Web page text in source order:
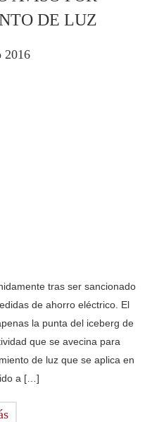
DE LUZ
2016
tras ser sancionado
de ahorro eléctrico. El
la punta del iceberg de
que se avecina para
de luz que se aplica en
a […]